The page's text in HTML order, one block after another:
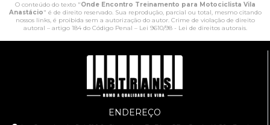
O conteúdo do texto "Onde Encontro Treinamento para Motociclista Vila
Anastácio" é de direito reservado. Sua reprodução, parcial ou total, mesmo citando
nossos links, é proibida sem a autorização do autor. Crime de violação de direito
autoral – artigo 184 do Código Penal – Lei 9610/98 - Lei de direitos autorais.
ENDEREÇO